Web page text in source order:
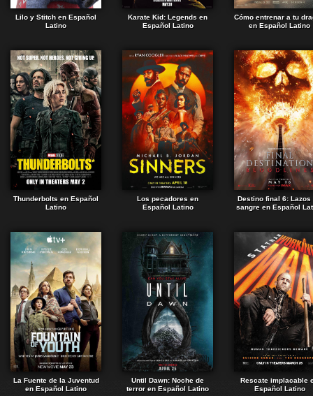
Lilo y Stitch en Español
Latino
Karate Kid: Legends en
Español Latino
Cómo entrenar a tu
en Español Latino
Thunderbolts en Español
Latino
Los pecadores en
Español Latino
Destino final 6: Lazos
sangre en Español
La Fuente de la Juventud
en Español Latino
Until Dawn: Noche de
terror en Español Latino
Rescate implacable
Español Latino